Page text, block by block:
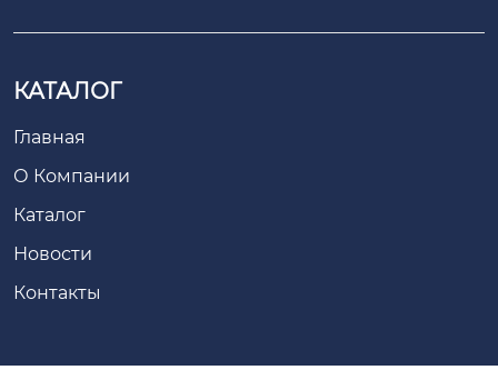
КАТАЛОГ
Главная
О Компании
Каталог
Новости
Контакты